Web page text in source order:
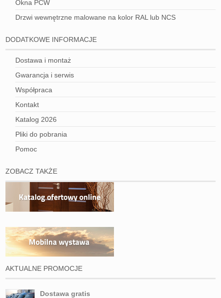
Okna PCW
Drzwi wewnętrzne malowane na kolor RAL lub NCS
DODATKOWE INFORMACJE
Dostawa i montaż
Gwarancja i serwis
Współpraca
Kontakt
Katalog 2026
Pliki do pobrania
Pomoc
ZOBACZ TAKŻE
AKTUALNE PROMOCJE
Dostawa gratis